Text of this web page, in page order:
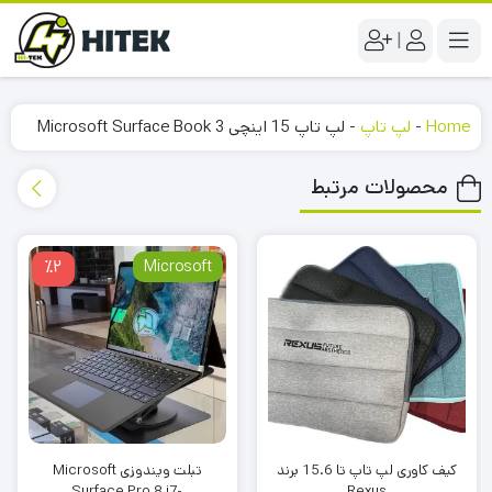
|
Home
- لپ تاپ - لپ تاپ 15 اینچی Microsoft Surface Book 3
محصولات مرتبط
کیف کاوری لپ تاپ تا 15.6 برند
٪2 Microsoft
تبلت ویندوزی Microsoft